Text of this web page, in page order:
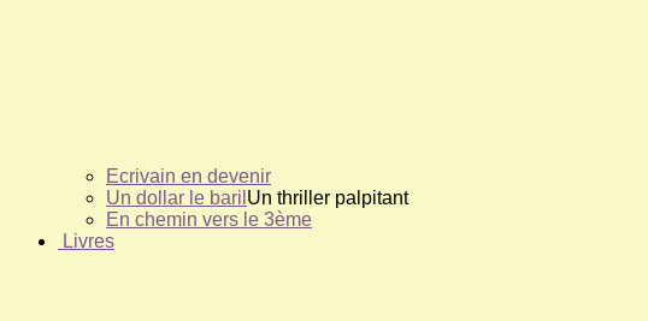
Ecrivain en devenir
Un dollar le baril Un thriller palpitant
En chemin vers le 3ème
Livres